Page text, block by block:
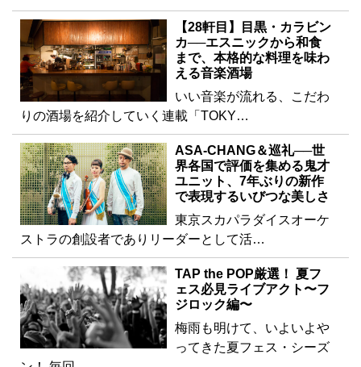
【28軒目】目黒・カラビン
カ──エスニックから和食
まで、本格的な料理を味わ
える音楽酒場
いい音楽が流れる、こだわ
りの酒場を紹介していく連載「TOKY…
ASA-CHANG＆巡礼──世
界各国で評価を集める鬼才
ユニット、7年ぶりの新作
で表現するいびつな美しさ
東京スカパラダイスオーケ
ストラの創設者でありリーダーとして活…
TAP the POP厳選！ 夏フ
ェス必見ライブアクト〜フ
ジロック編〜
梅雨も明けて、いよいよや
ってきた夏フェス・シーズ